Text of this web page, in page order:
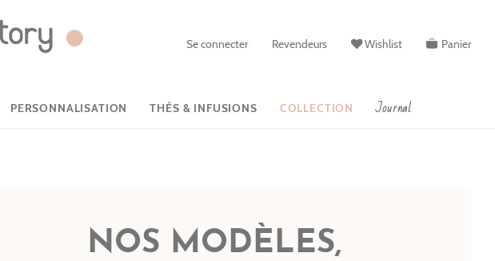
Se connecter Revendeurs Wishlist Panier
PERSONNALISATION THÉS & INFUSIONS COLLECTION Journal
NOS MODÈLES,